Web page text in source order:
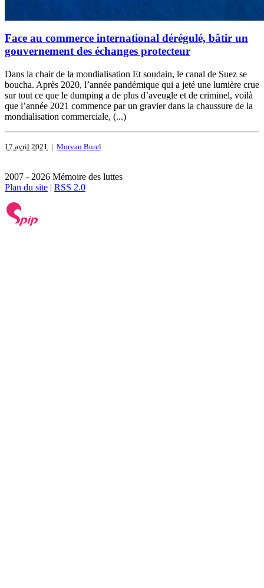
Face au commerce international dérégulé, bâtir un
gouvernement des échanges protecteur
Dans la chair de la mondialisation Et soudain, le canal de Suez se
boucha. Après 2020, l’année pandémique qui a jeté une lumière crue
sur tout ce que le dumping a de plus d’aveugle et de criminel, voilà
que l’année 2021 commence par un gravier dans la chaussure de la
mondialisation commerciale, (...)
17 avril 2021 | Morvan Burel
2007 - 2026 Mémoire des luttes
Plan du site | RSS 2.0